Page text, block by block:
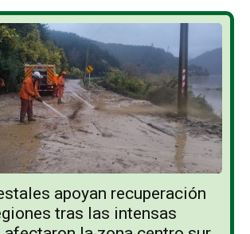
apoyan recuperación
tras las intensas